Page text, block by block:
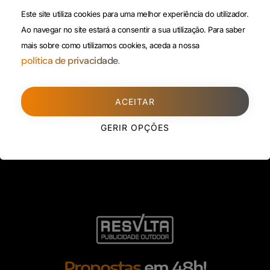
rede fixa)
Porto (Filial)
1588, 2º, sala 304
225 432 051
Política da
Privacidade
Este site utiliza cookies para uma melhor experiência do utilizador.
Ao navegar no site estará a consentir a sua utilização. Para saber
mais sobre como utilizamos cookies, aceda a nossa
política de privacidade.
ACEITAR
GERIR OPÇÕES